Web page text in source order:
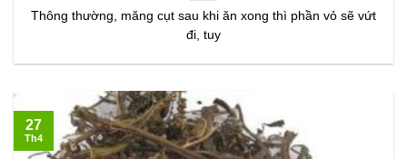
Thông thường, măng cụt sau khi ăn xong thì phần vỏ sẽ vứt
đi, tuy
27
Th4